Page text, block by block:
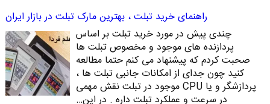
راهنمای خرید تبلت ، بهترین مارک تبلت در بازار ایران
چندی پیش در مورد خرید تبلت بر اساس
پردازنده های موجود و مخصوص تبلت ها
صحبت کردم که پیشنهاد می کنم حتما مطالعه
کنید چون جدای از امکانات جانبی تبلت ها ،
پردازشگر و یا CPU موجود در تبلت نقش مهمی
در سرعت و عملکرد تبلت داره . در این…